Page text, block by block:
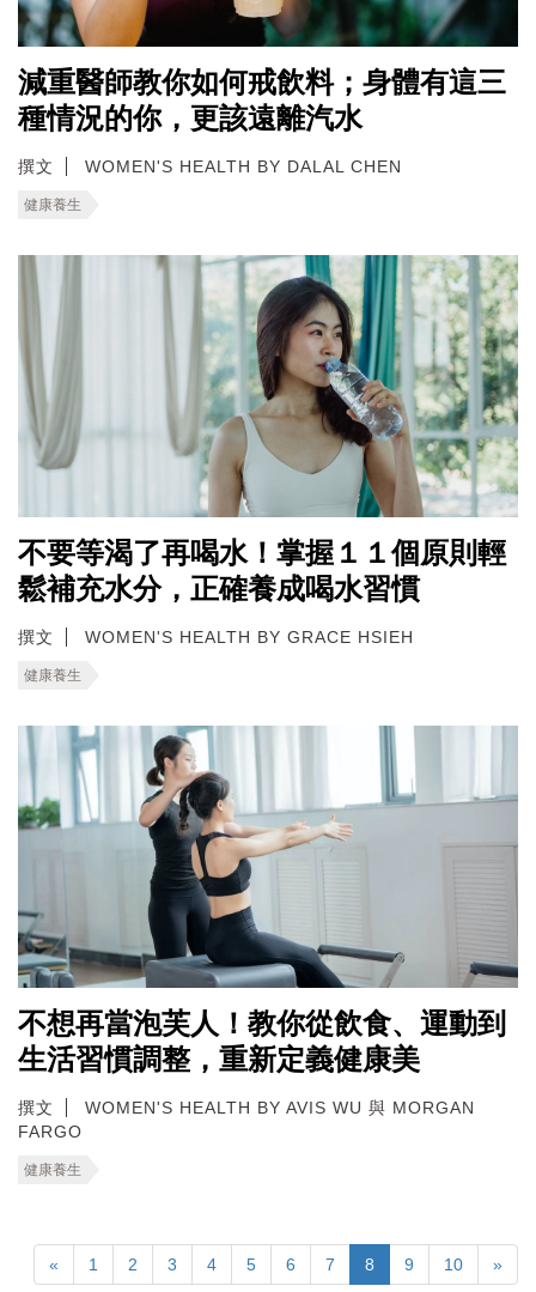
減重醫師教你如何戒飲料；身體有這三
種情況的你，更該遠離汽水
撰文 WOMEN'S HEALTH BY DALAL CHEN
健康養生
不要等渴了再喝水！掌握１１個原則輕
鬆補充水分，正確養成喝水習慣
撰文 WOMEN'S HEALTH BY GRACE HSIEH
健康養生
不想再當泡芙人！教你從飲食、運動到
生活習慣調整，重新定義健康美
撰文
WOMEN'S HEALTH BY AVIS WU 與 MORGAN
FARGO
健康養生
« 1 2 3 4 5 6 7 8 9 10 »